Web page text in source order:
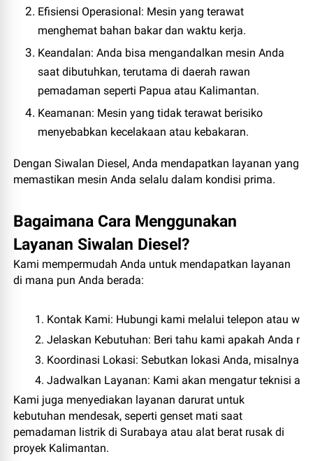
Efisiensi Operasional: Mesin yang terawat
menghemat bahan bakar dan waktu kerja.
Keandalan: Anda bisa mengandalkan mesin Anda
saat dibutuhkan, terutama di daerah rawan
pemadaman seperti Papua atau Kalimantan.
Keamanan: Mesin yang tidak terawat berisiko
menyebabkan kecelakaan atau kebakaran.
Dengan Siwalan Diesel, Anda mendapatkan layanan yang
memastikan mesin Anda selalu dalam kondisi prima.
Bagaimana Cara Menggunakan
Layanan Siwalan Diesel?
Kami mempermudah Anda untuk mendapatkan layanan
di mana pun Anda berada:
Kontak Kami: Hubungi kami melalui telepon atau
Jelaskan Kebutuhan: Beri tahu kami apakah Anda
Koordinasi Lokasi: Sebutkan lokasi Anda, misalnya
Jadwalkan Layanan: Kami akan mengatur teknisi
Kami juga menyediakan layanan darurat untuk
kebutuhan mendesak, seperti genset mati saat
pemadaman listrik di Surabaya atau alat berat rusak di
proyek Kalimantan.